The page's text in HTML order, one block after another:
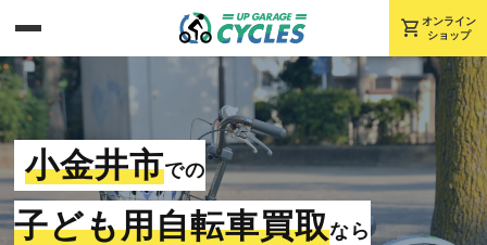
shopping_cart オンライン
ショップ
小金井市での
子ども用自転車買取なら